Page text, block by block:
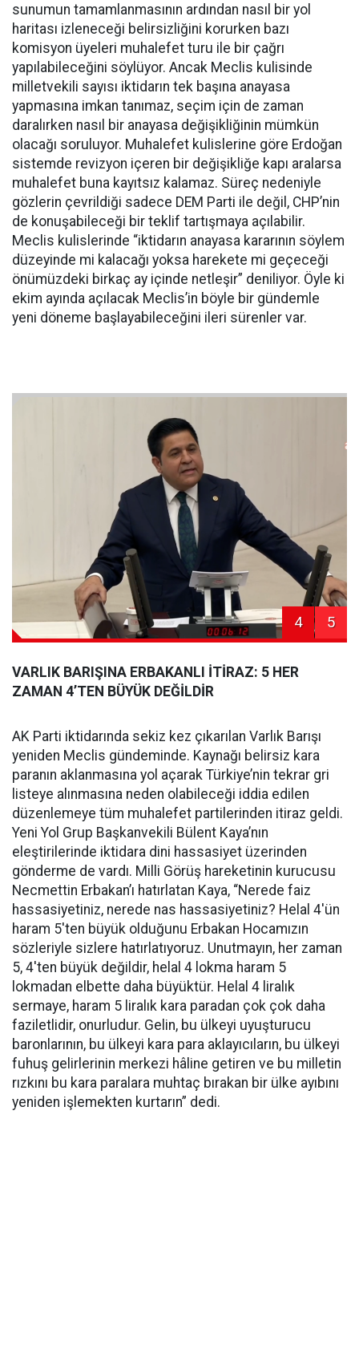
sunumun tamamlanmasının ardından nasıl bir yol
haritası izleneceği belirsizliğini korurken bazı
komisyon üyeleri muhalefet turu ile bir çağrı
yapılabileceğini söylüyor. Ancak Meclis kulisinde
milletvekili sayısı iktidarın tek başına anayasa
yapmasına imkan tanımaz, seçim için de zaman
daralırken nasıl bir anayasa değişikliğinin mümkün
olacağı soruluyor. Muhalefet kulislerine göre Erdoğan
sistemde revizyon içeren bir değişikliğe kapı aralarsa
muhalefet buna kayıtsız kalamaz. Süreç nedeniyle
gözlerin çevrildiği sadece DEM Parti ile değil, CHP’nin
de konuşabileceği bir teklif tartışmaya açılabilir.
Meclis kulislerinde “iktidarın anayasa kararının söylem
düzeyinde mi kalacağı yoksa harekete mi geçeceği
önümüzdeki birkaç ay içinde netleşir” deniliyor. Öyle ki
ekim ayında açılacak Meclis’in böyle bir gündemle
yeni döneme başlayabileceğini ileri sürenler var.
4 5
VARLIK BARIŞINA ERBAKANLI İTİRAZ: 5 HER
ZAMAN 4’TEN BÜYÜK DEĞİLDİR
AK Parti iktidarında sekiz kez çıkarılan Varlık Barışı
yeniden Meclis gündeminde. Kaynağı belirsiz kara
paranın aklanmasına yol açarak Türkiye’nin tekrar gri
listeye alınmasına neden olabileceği iddia edilen
düzenlemeye tüm muhalefet partilerinden itiraz geldi.
Yeni Yol Grup Başkanvekili Bülent Kaya’nın
eleştirilerinde iktidara dini hassasiyet üzerinden
gönderme de vardı. Milli Görüş hareketinin kurucusu
Necmettin Erbakan’ı hatırlatan Kaya, “Nerede faiz
hassasiyetiniz, nerede nas hassasiyetiniz? Helal 4'ün
haram 5'ten büyük olduğunu Erbakan Hocamızın
sözleriyle sizlere hatırlatıyoruz. Unutmayın, her zaman
5, 4'ten büyük değildir, helal 4 lokma haram 5
lokmadan elbette daha büyüktür. Helal 4 liralık
sermaye, haram 5 liralık kara paradan çok çok daha
faziletlidir, onurludur. Gelin, bu ülkeyi uyuşturucu
baronlarının, bu ülkeyi kara para aklayıcıların, bu ülkeyi
fuhuş gelirlerinin merkezi hâline getiren ve bu milletin
rızkını bu kara paralara muhtaç bırakan bir ülke ayıbını
yeniden işlemekten kurtarın” dedi.